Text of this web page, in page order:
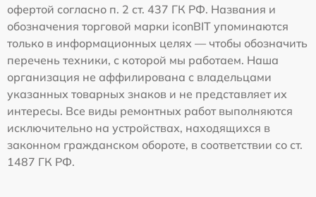
офертой согласно п. 2 ст. 437 ГК РФ. Названия и
обозначения торговой марки iconBIT упоминаются
только в информационных целях — чтобы обозначить
перечень техники, с которой мы работаем. Наша
организация не аффилирована с владельцами
указанных товарных знаков и не представляет их
интересы. Все виды ремонтных работ выполняются
исключительно на устройствах, находящихся в
законном гражданском обороте, в соответствии со ст.
1487 ГК РФ.